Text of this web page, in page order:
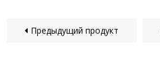
Предыдущий продукт